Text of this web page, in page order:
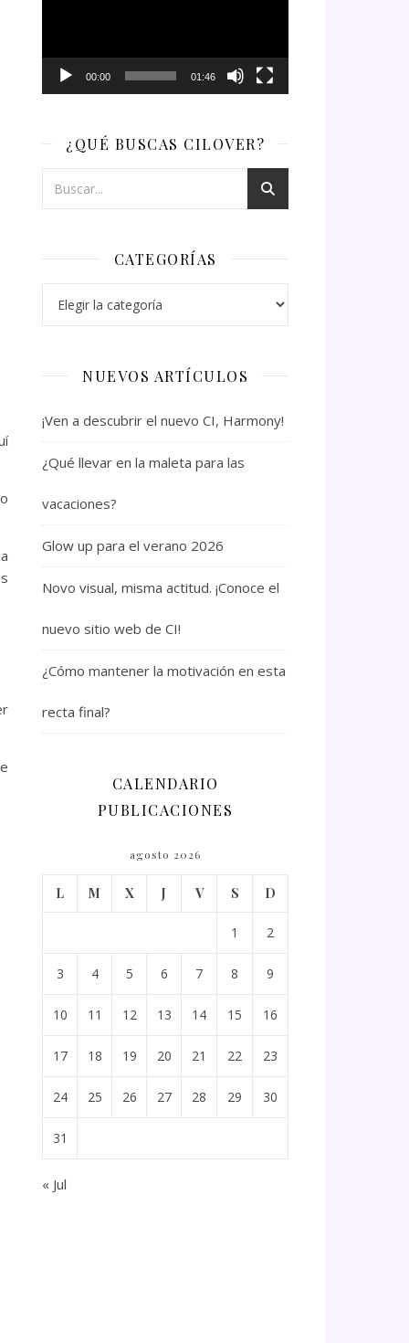
00:00 01:46
¿QUÉ BUSCAS CILOVER?
CATEGORÍAS
NUEVOS ARTÍCULOS
¡Ven a descubrir el nuevo CI, Harmony!
¿Qué llevar en la maleta para las
vacaciones?
Glow up para el verano 2026
Novo visual, misma actitud. ¡Conoce el
nuevo sitio web de CI!
¿Cómo mantener la motivación en esta
recta final?
CALENDARIO
PUBLICACIONES
agosto 2026
L M X J V S D
1 2
3 4 5 6 7 8 9
10 11 12 13 14 15 16
17 18 19 20 21 22 23
24 25 26 27 28 29 30
31
« Jul